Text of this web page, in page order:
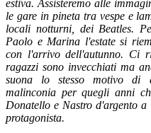
estiva. Assisteremo alle
le gare in pineta tra vespe e
locali notturni, dei Beatles.
Paolo e Marina l'estate si
con l'arrivo dell'autunno. Ci
ragazzi sono invecchiati ma
suona lo stesso motivo di
malinconia per quegli anni
Donatello e Nastro d'argento
protagonista.